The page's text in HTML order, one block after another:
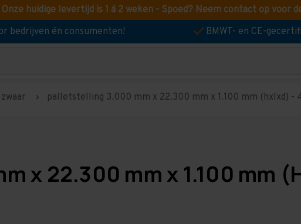
huidige levertijd is 1 á 2 weken - Spoed? Neem contact op voor
bedrijven én consumenten! BMWT- en CE-
palletstelling 3.000 mm x 22.300 mm x 1.100 mm (hxlxd) -
x 22.300 mm x 1.100 mm